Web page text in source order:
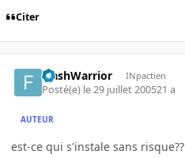
Citer
FlashWarrior INpactien
Posté(e) le 29 juillet 200521 a
AUTEUR
est-ce qui s'instale sans risque??